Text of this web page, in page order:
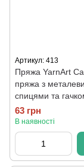
Артикул: 413
Пряжа YarnArt
пряжа з
спицями та
63 грн
В наявності